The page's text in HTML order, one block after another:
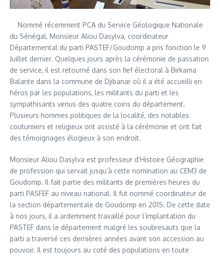
Nommé récemment PCA du Service Géologique Nationale
du Sénégal, Monsieur Aliou Dasylva, coordinateur
Départemental du parti PASTEF/Goudomp a pris fonction le 9
Juillet dernier. Quelques jours après la cérémonie de passation
de service, il est retourné dans son fief électoral à Birkama
Balante dans la commune de Djibanar où il a été accueilli en
héros par les populations, les militants du parti et les
sympathisants venus des quatre coins du département.
Plusieurs hommes politiques de la localité, des notables
coutumiers et religieux ont assisté à la cérémonie et ont fait
des témoignages élogieux à son endroit.
Monsieur Aliou Dasylva est professeur d’Histoire Géographie
de profession qui servait jusqu’à cette nomination au CEM3 de
Goudomp. Il fait partie des militants de premières heures du
parti PASFEF au niveau national. Il fut nommé coordinateur de
la section départementale de Goudomp en 2015. De cette date
à nos jours, il a ardemment travaillé pour l’implantation du
PASTEF dans le département malgré les soubresauts que la
parti a traversé ces dernières années avant son accession au
pouvoir. Il est toujours au coté des populations en toute